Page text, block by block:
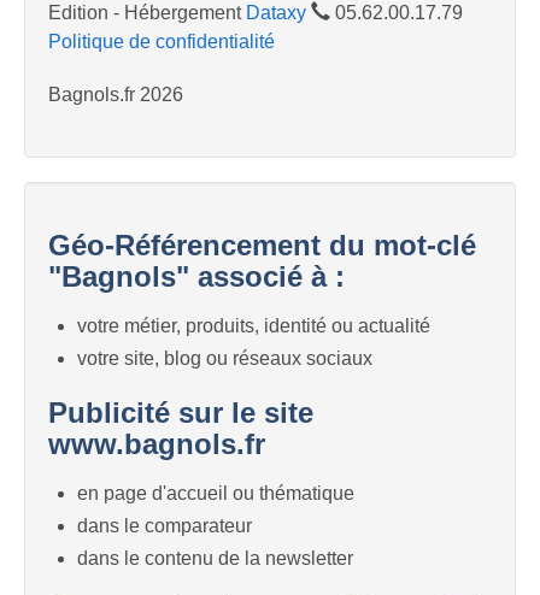
Edition - Hébergement Dataxy
05.62.00.17.79
Politique de confidentialité
Bagnols.fr 2026
Géo-Référencement du mot-clé
"Bagnols" associé à :
votre métier, produits, identité ou actualité
votre site, blog ou réseaux sociaux
Publicité sur le site
www.bagnols.fr
en page d'accueil ou thématique
dans le comparateur
dans le contenu de la newsletter